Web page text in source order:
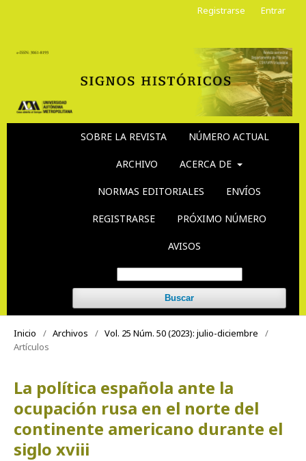
SOBRE LA REVISTA NÚMERO ACTUAL
ARCHIVO ACERCA DE
NORMAS EDITORIALES ENVÍOS
REGISTRARSE PRÓXIMO NÚMERO
AVISOS
Buscar
Registrarse Entrar
Inicio / Archivos / Vol. 25 Núm. 50 (2023): julio-diciembre
/
Artículos
La política española ante la
ocupación rusa en el norte del
continente americano durante el
siglo xviii